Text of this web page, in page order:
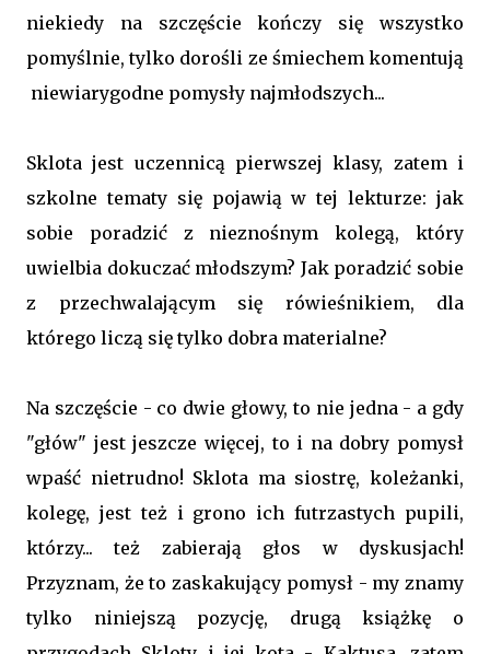
niekiedy na szczęście kończy się wszystko
pomyślnie, tylko dorośli ze śmiechem komentują
niewiarygodne pomysły najmłodszych...
Sklota jest uczennicą pierwszej klasy, zatem i
szkolne tematy się pojawią w tej lekturze: jak
sobie poradzić z nieznośnym kolegą, który
uwielbia dokuczać młodszym? Jak poradzić sobie
z przechwalającym się rówieśnikiem, dla
którego liczą się tylko dobra materialne?
Na szczęście - co dwie głowy, to nie jedna - a gdy
"głów" jest jeszcze więcej, to i na dobry pomysł
wpaść nietrudno! Sklota ma siostrę, koleżanki,
kolegę, jest też i grono ich futrzastych pupili,
którzy... też zabierają głos w dyskusjach!
Przyznam, że to zaskakujący pomysł - my znamy
tylko niniejszą pozycję, drugą książkę o